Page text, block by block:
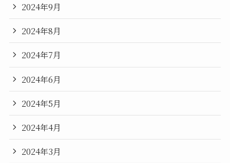
2024年9月
2024年8月
2024年7月
2024年6月
2024年5月
2024年4月
2024年3月